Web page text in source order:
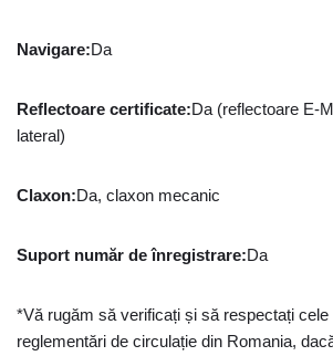
Navigare:Da
Reflectoare certificate:Da (reflectoare E-
lateral)
Claxon:Da, claxon mecanic
Suport număr de înregistrare:Da
*Vă rugăm să verificați și să respectați
reglementări de circulație din Romania,